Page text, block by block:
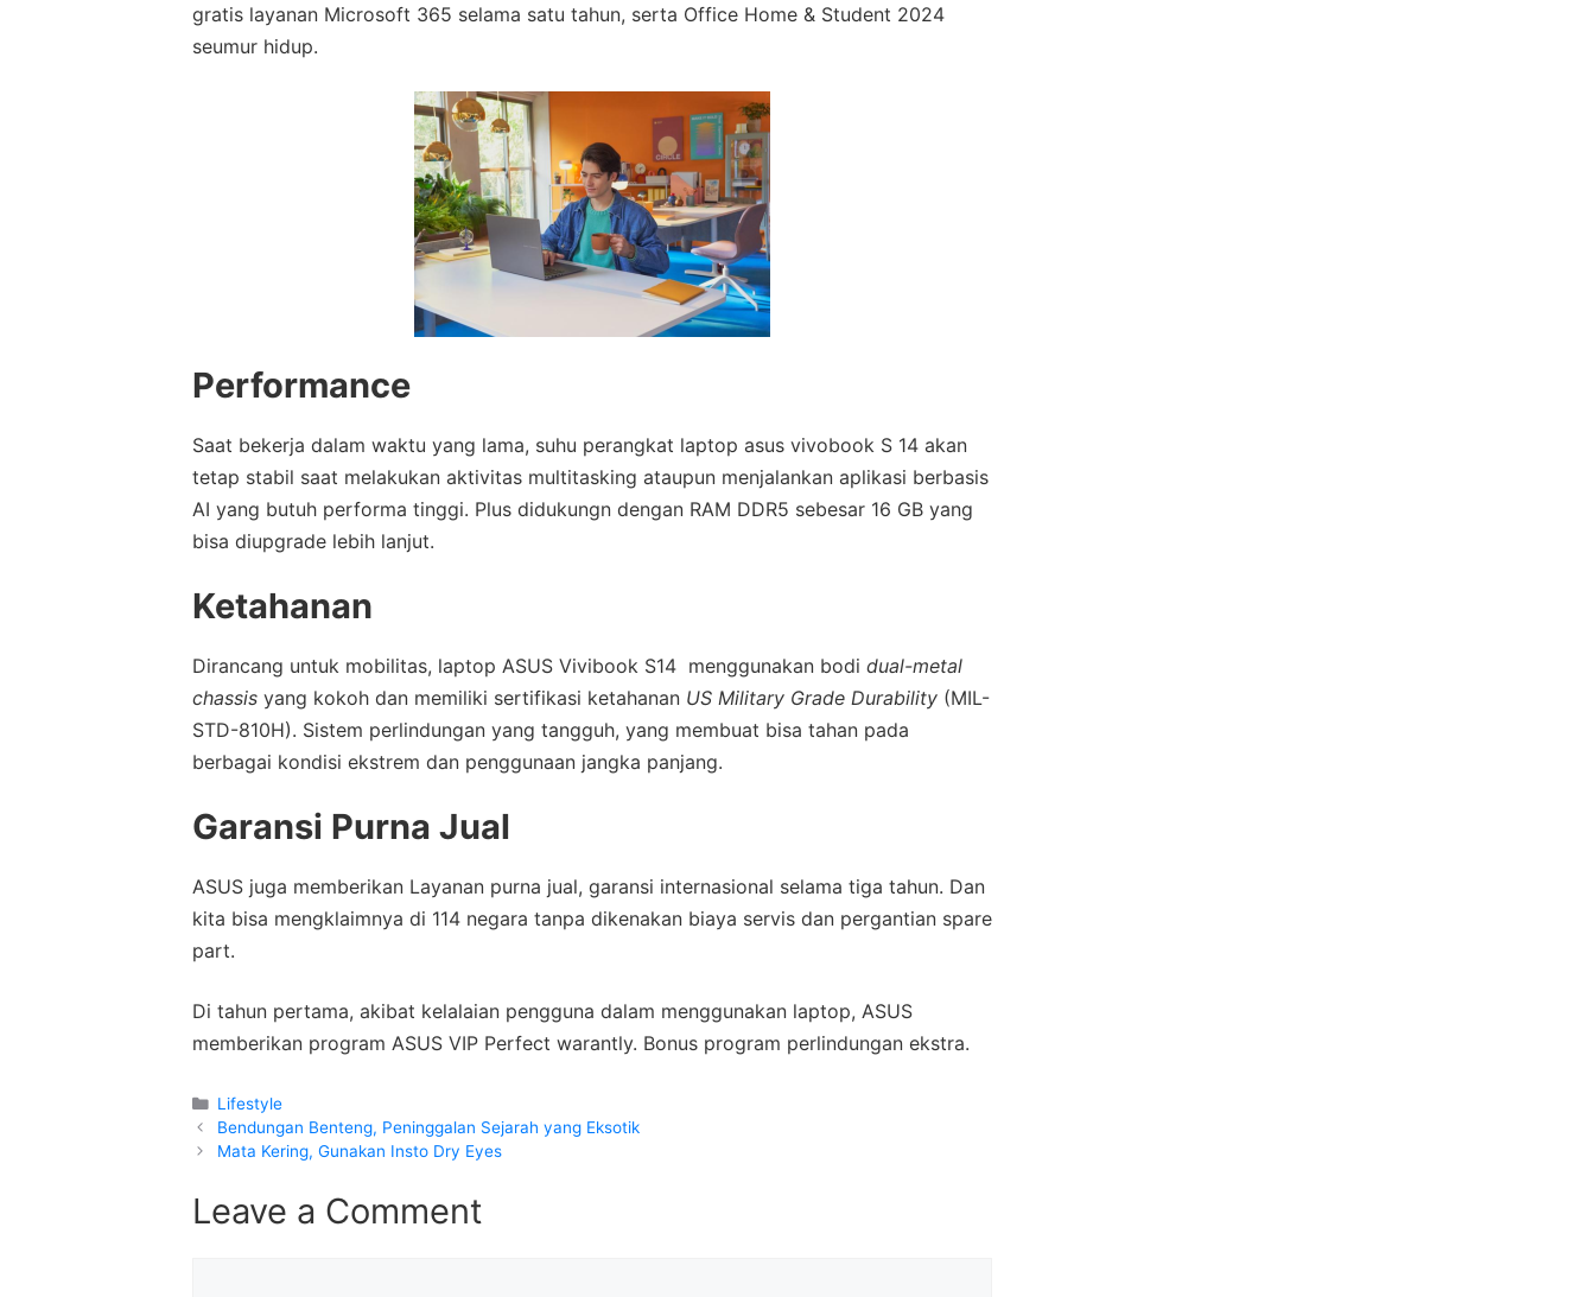
gratis layanan Microsoft 365 selama satu tahun, serta Office Home & Student 2024
seumur hidup.
Performance
Saat bekerja dalam waktu yang lama, suhu perangkat laptop asus vivobook S 14 akan
tetap stabil saat melakukan aktivitas multitasking ataupun menjalankan aplikasi berbasis
AI yang butuh performa tinggi. Plus didukungn dengan RAM DDR5 sebesar 16 GB yang
bisa diupgrade lebih lanjut.
Ketahanan
Dirancang untuk mobilitas, laptop ASUS Vivibook S14 menggunakan bodi dual-metal
chassis yang kokoh dan memiliki sertifikasi ketahanan US Military Grade Durability (MIL-
STD-810H). Sistem perlindungan yang tangguh, yang membuat bisa tahan pada
berbagai kondisi ekstrem dan penggunaan jangka panjang.
Garansi Purna Jual
ASUS juga memberikan Layanan purna jual, garansi internasional selama tiga tahun. Dan
kita bisa mengklaimnya di 114 negara tanpa dikenakan biaya servis dan pergantian spare
part.
Di tahun pertama, akibat kelalaian pengguna dalam menggunakan laptop, ASUS
memberikan program ASUS VIP Perfect warantly. Bonus program perlindungan ekstra.
Categories
Lifestyle
Bendungan Benteng, Peninggalan Sejarah yang Eksotik
Mata Kering, Gunakan Insto Dry Eyes
Leave a Comment